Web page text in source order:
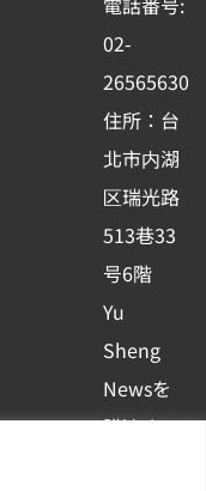
o
k
-
s
q
u
a
r
e
e
i
n
02-
26565630
住所：台
北市内湖
区瑞光路
513巷33
号6階
Yu
Sheng
Newsを
購読する